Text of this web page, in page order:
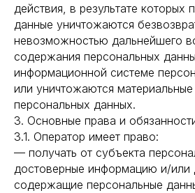
действия, в результате которых
данные уничтожаются
невозможностью дальнейшего
содержания персональных
информационной системе
или уничтожаются материальные
персональных данных.
3. Основные права и
3.1. Оператор имеет право:
— получать от субъекта
достоверные информацию и/или
содержащие персональные